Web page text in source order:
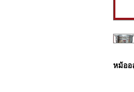
หม้ออ